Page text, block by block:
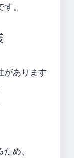
。
があります
め、